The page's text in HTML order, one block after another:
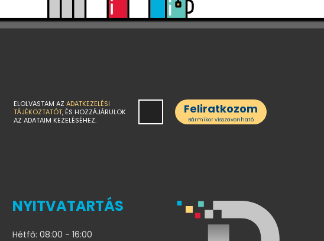
ELOLVASTAM AZ ADATKEZELÉSI
TÁJÉKOZTATÓT, ÉS HOZZÁJÁRULOK
AZ ADATAIM KEZELÉSÉHEZ.
Feliratkozom
Bármikor visszavonható
NYITVATARTÁS
Hétfő: 08:00 - 16:00